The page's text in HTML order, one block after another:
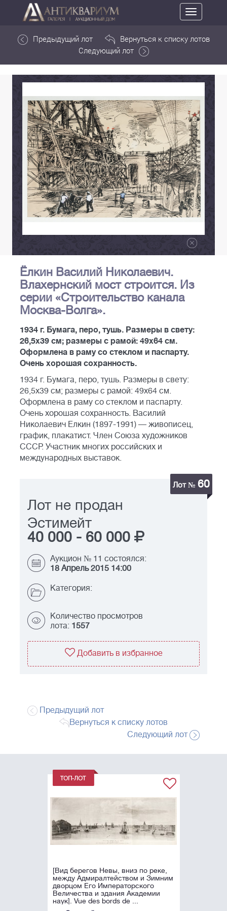
Toggle
navigation
Предыдущий лот
Вернуться к списку лотов
Следующий лот
Ёлкин Василий Николаевич.
Влахернский мост строится. Из
серии «Строительство канала
Москва-Волга».
1934 г. Бумага, перо, тушь. Размеры в свету:
26,5х39 см; размеры с рамой: 49х64 см.
Оформлена в раму со стеклом и паспарту.
Очень хорошая сохранность.
1934 г. Бумага, перо, тушь. Размеры в свету:
26,5х39 см; размеры с рамой: 49х64 см.
Оформлена в раму со стеклом и паспарту.
Очень хорошая сохранность. Василий
Николаевич Елкин (1897-1991) — живописец,
график, плакатист. Член Союза художников
СССР. Участник многих российских и
международных выставок.
Лот № 60
Лот не продан
Эстимейт
40 000 - 60 000
Аукцион № 11 состоялся:
18 Апрель 2015 14:00
Категория:
Количество просмотров
лота: 1557
Добавить в избранное
Предыдущий лот
Вернуться к списку лотов
Следующий лот
[Вид берегов Невы, вниз по реке,
между Адмиралтейством и Зимним
дворцом Его Императорского
Величества и здания Академии
наук]. Vue des bords de ...